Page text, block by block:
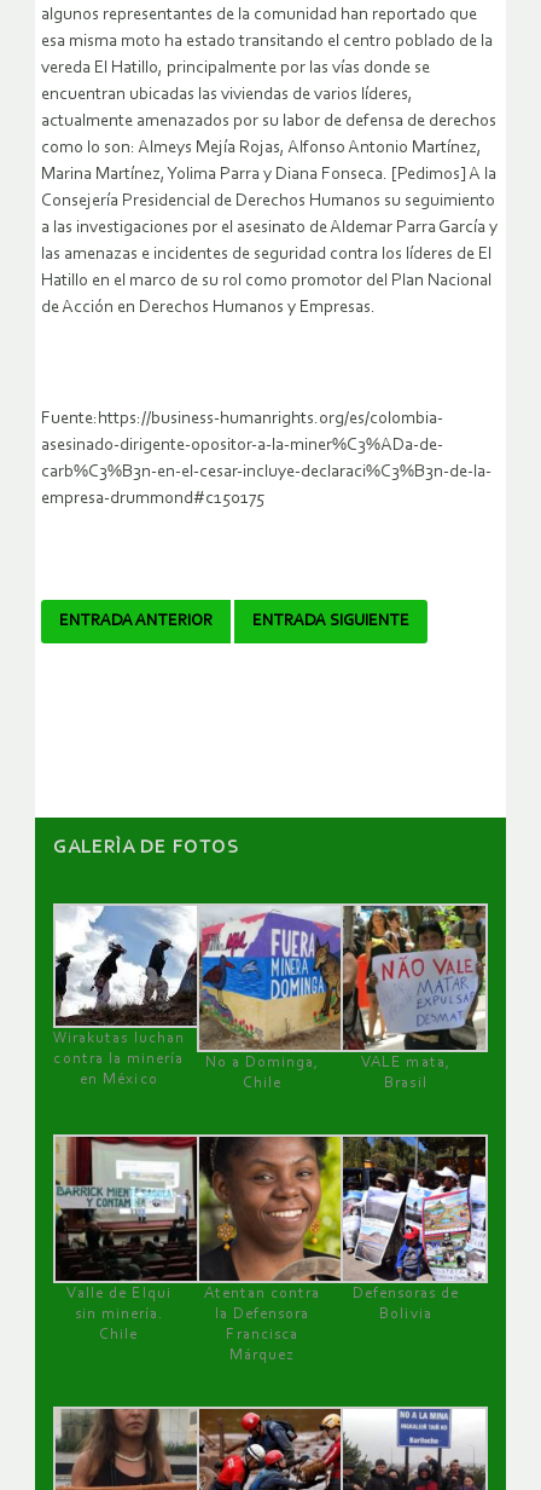
algunos representantes de la comunidad han reportado que
esa misma moto ha estado transitando el centro poblado de la
vereda El Hatillo, principalmente por las vías donde se
encuentran ubicadas las viviendas de varios líderes,
actualmente amenazados por su labor de defensa de derechos
como lo son: Almeys Mejía Rojas, Alfonso Antonio Martínez,
Marina Martínez, Yolima Parra y Diana Fonseca. [Pedimos] A la
Consejería Presidencial de Derechos Humanos su seguimiento
a las investigaciones por el asesinato de Aldemar Parra García y
las amenazas e incidentes de seguridad contra los líderes de El
Hatillo en el marco de su rol como promotor del Plan Nacional
de Acción en Derechos Humanos y Empresas.
Fuente:https://business-humanrights.org/es/colombia-
asesinado-dirigente-opositor-a-la-miner%C3%ADa-de-
carb%C3%B3n-en-el-cesar-incluye-declaraci%C3%B3n-de-la-
empresa-drummond#c150175
Navegador
ENTRADA ANTERIOR ENTRADA SIGUIENTE
GALERÌA DE FOTOS
Wirakutas luchan
contra la minería
en México
No a Dominga,
Chile
VALE mata,
Brasil
Valle de Elqui
sin minería.
Chile
Atentan contra
la Defensora
Francisca
Márquez
Defensoras de
Bolivia